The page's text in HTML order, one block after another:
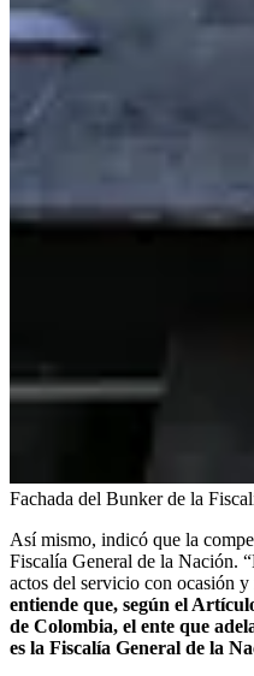
Fachada del Bunker de la
Así mismo, indicó que la
Fiscalía General de la Nación.
actos del servicio con ocasión
entiende que, según el
de Colombia, el ente que
es la Fiscalía General de la